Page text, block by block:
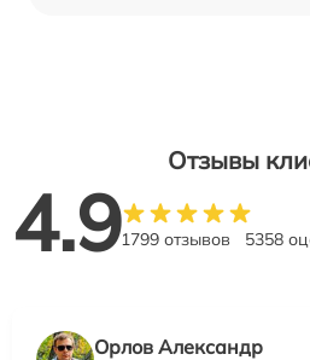
Отзывы
4.91799 отзывов 5358
Орлов Александр